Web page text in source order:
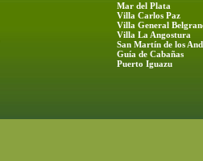
Mar del Plata
Villa Carlos Paz
Villa General
Villa La Angostura
San Martín de los
Guía de Cabañas
Puerto Iguazu